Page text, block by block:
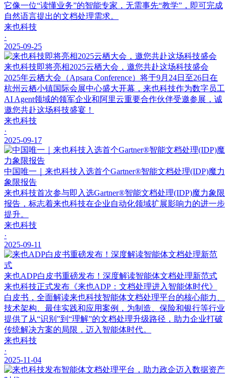
它像一位“读懂业务”的智能专家，无需事先“教学”，即可完成
自然语言提出的文档处理需求。
来也科技
·
2025-09-25
来也科技即将亮相2025云栖大会，邀您共赴这场科技盛会
2025年云栖大会（Apsara Conference）将于9月24日至26日在
杭州云栖小镇国际会展中心盛大开幕，来也科技作为数字员工
AI Agent领域的领军企业和阿里云重要合作伙伴受邀参展，诚
邀您共赴这场科技盛宴！
来也科技
·
2025-09-17
中国唯一｜来也科技入选首个Gartner®智能文档处理(IDP)魔力
象限报告
来也科技首次参与即入选Gartner®智能文档处理(IDP)魔力象限
报告，标志着来也科技在企业自动化领域扩展影响力的进一步
提升。
来也科技
·
2025-09-11
来也ADP白皮书重磅发布！深度解读智能体文档处理新范式
来也科技正式发布《来也ADP：文档处理进入智能体时代》
白皮书，全面解读来也科技智能体文档处理平台的核心能力、
技术架构、最佳实践和应用案例，为制造、保险和银行等行业
提供了从“识别”到“理解”的文档处理升级路径，助力企业打破
传统解决方案的局限，迈入智能体时代。
来也科技
·
2025-11-04